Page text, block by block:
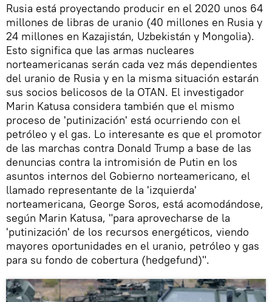
Rusia está proyectando producir en el 2020 unos 64
millones de libras de uranio (40 millones en Rusia y
24 millones en Kazajistán, Uzbekistán y Mongolia).
Esto significa que las armas nucleares
norteamericanas serán cada vez más dependientes
del uranio de Rusia y en la misma situación estarán
sus socios belicosos de la OTAN. El investigador
Marin Katusa considera también que el mismo
proceso de 'putinización' está ocurriendo con el
petróleo y el gas. Lo interesante es que el promotor
de las marchas contra Donald Trump a base de las
denuncias contra la intromisión de Putin en los
asuntos internos del Gobierno norteamericano, el
llamado representante de la 'izquierda'
norteamericana, George Soros, está acomodándose,
según Marin Katusa, "para aprovecharse de la
'putinización' de los recursos energéticos, viendo
mayores oportunidades en el uranio, petróleo y gas
para su fondo de cobertura (hedgefund)".